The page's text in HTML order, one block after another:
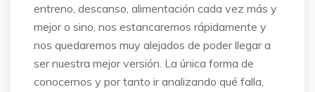
entreno, descanso, alimentación cada vez más y
mejor o sino, nos estancaremos rápidamente y
nos quedaremos muy alejados de poder llegar a
ser nuestra mejor versión. La única forma de
conocernos y por tanto ir analizando qué falla,